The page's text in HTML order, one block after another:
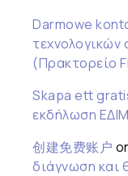
Darmowe
τεχνολογικών
(Πρακτορείο
Skapa ett
εκδήλωση
创建免费账户
διάγνωση και